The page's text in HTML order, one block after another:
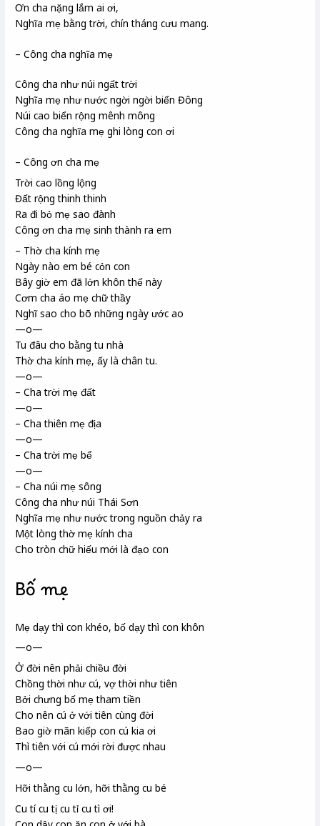
Ơn cha nặng lắm ai ơi,
Nghĩa mẹ bằng trời, chín tháng cưu mang.
– Công cha nghĩa mẹ
Công cha như núi ngất trời
Nghĩa mẹ như nước ngời ngời biển Đông
Núi cao biển rộng mênh mông
Công cha nghĩa mẹ ghi lòng con ơi
– Công ơn cha mẹ
Trời cao lồng lộng
Đất rộng thinh thinh
Ra đi bỏ mẹ sao đành
Công ơn cha mẹ sinh thành ra em
– Thờ cha kính mẹ
Ngày nào em bé cỏn con
Bây giờ em đã lớn khôn thế này
Cơm cha áo mẹ chữ thầy
Nghĩ sao cho bõ những ngày ước ao
—o—
Tu đâu cho bằng tu nhà
Thờ cha kính mẹ, ấy là chân tu.
—o—
– Cha trời mẹ đất
—o—
– Cha thiên mẹ địa
—o—
– Cha trời mẹ bể
—o—
– Cha núi mẹ sông
Công cha như núi Thái Sơn
Nghĩa mẹ như nước trong nguồn chảy ra
Một lòng thờ mẹ kính cha
Cho tròn chữ hiếu mới là đạo con
Bố mẹ
Mẹ dạy thì con khéo, bố dạy thì con khôn
—o—
Ở đời nên phải chiều đời
Chồng thời như cú, vợ thời như tiên
Bởi chưng bố mẹ tham tiền
Cho nên cú ở với tiên cùng đời
Bao giờ mãn kiếp con cú kia ơi
Thì tiên với cú mới rời được nhau
—o—
Hỡi thằng cu lớn, hỡi thằng cu bé
Cu tí cu tị cu tỉ cu tì ơi!